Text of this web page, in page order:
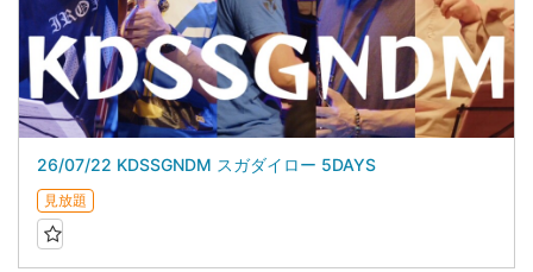
26/07/22 KDSSGNDM スガダイロー 5DAYS
見放題